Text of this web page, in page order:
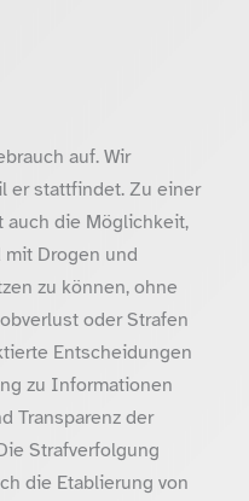
auf. Wir
er stattfindet. Zu einer
auch die Möglichkeit,
Drogen und
zu können, ohne
oder Strafen
Entscheidungen
zu Informationen
Transparenz der
Strafverfolgung
die Etablierung von